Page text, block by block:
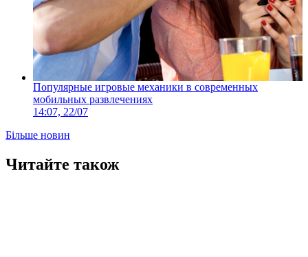
Популярные игровые механики в современных
мобильных развлечениях
14:07, 22/07
Більше новин
Читайте також